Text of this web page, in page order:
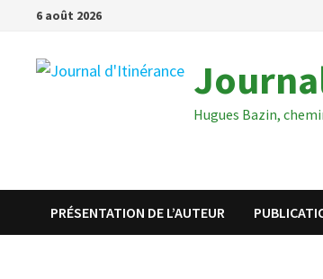
6 août 2026
Hugues Bazin,
PRÉSENTATION DE L’AUTEUR